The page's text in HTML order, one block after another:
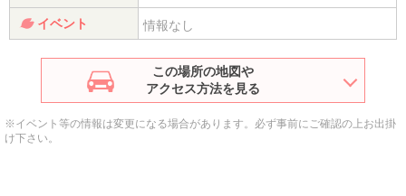
イベント 情報なし
この場所の地図や
アクセス方法を見る
※イベント等の情報は変更になる場合があります。必ず事前にご確認の上お出掛
け下さい。